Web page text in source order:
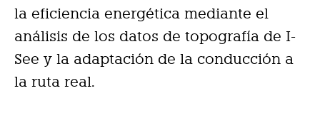
la eficiencia energética mediante el
análisis de los datos de topografía de I-
See y la adaptación de la conducción a
la ruta real.